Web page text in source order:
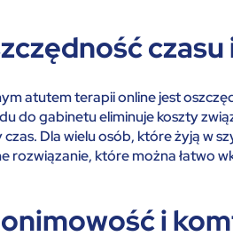
atutem terapii online jest
do gabinetu eliminuje koszty
czas. Dla wielu osób, które żyją w
rozwiązanie, które można łatwo
i